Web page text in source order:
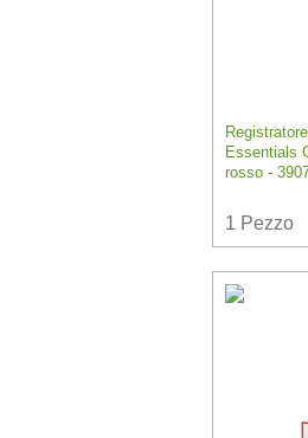
Essentials
rosso -
1 Pezzo